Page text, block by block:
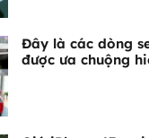
Đây là các dòng
được ưa chuộng